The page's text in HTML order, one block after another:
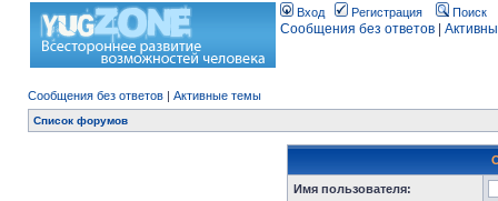
Вход Регистрация Поиск
Сообщения без ответов
Сообщения без ответов | Активные темы
Список форумов
Имя пользователя: